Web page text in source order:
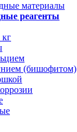
материалы
реагенты
кг
(бишофитом)